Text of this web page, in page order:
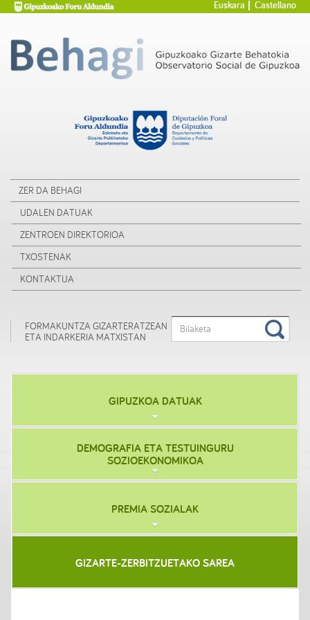
Euskara Castellano
ZER DA BEHAGI
UDALEN DATUAK
ZENTROEN DIREKTORIOA
TXOSTENAK
KONTAKTUA
FORMAKUNTZA GIZARTERATZEAN
ETA INDARKERIA MATXISTAN
GIPUZKOA DATUAK
DEMOGRAFIA ETA TESTUINGURU
SOZIOEKONOMIKOA
PREMIA SOZIALAK
GIZARTE-ZERBITZUETAKO SAREA